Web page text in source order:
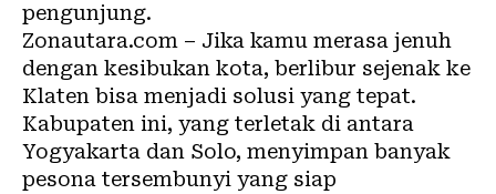
pengunjung.
Zonautara.com – Jika kamu merasa jenuh
dengan kesibukan kota, berlibur sejenak ke
Klaten bisa menjadi solusi yang tepat.
Kabupaten ini, yang terletak di antara
Yogyakarta dan Solo, menyimpan banyak
pesona tersembunyi yang siap